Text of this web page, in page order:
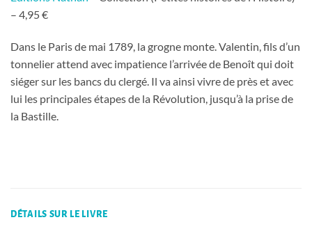
– 4,95 €
Dans le Paris de mai 1789, la grogne monte. Valentin, fils d’un
tonnelier attend avec impatience l’arrivée de Benoît qui doit
siéger sur les bancs du clergé. Il va ainsi vivre de près et avec
lui les principales étapes de la Révolution, jusqu’à la prise de
la Bastille.
DÉTAILS SUR LE LIVRE